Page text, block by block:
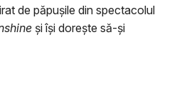
de păpușile din spectacolul
și își dorește să-și